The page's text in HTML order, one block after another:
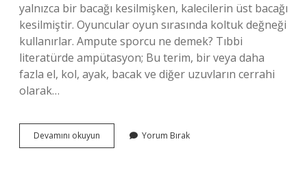
yalnızca bir bacağı kesilmişken, kalecilerin üst bacağı
kesilmiştir. Oyuncular oyun sırasında koltuk değneği
kullanırlar. Ampute sporcu ne demek? Tıbbi
literatürde ampütasyon; Bu terim, bir veya daha
fazla el, kol, ayak, bacak ve diğer uzuvların cerrahi
olarak…
Devamını okuyun Ampute
Football
Yorum Bırak